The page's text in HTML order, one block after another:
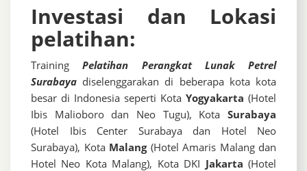
Investasi dan Lokasi
pelatihan:
TrainingPelatihan Perangkat Lunak Petrel
Surabaya diselenggarakan di beberapa kota kota
besar di Indonesia seperti Kota Yogyakarta (Hotel
Ibis Malioboro dan Neo Tugu), Kota Surabaya
(Hotel Ibis Center Surabaya dan Hotel Neo
Surabaya), Kota Malang(Hotel Amaris Malang dan
Hotel Neo Kota Malang), Kota DKI Jakarta (Hotel